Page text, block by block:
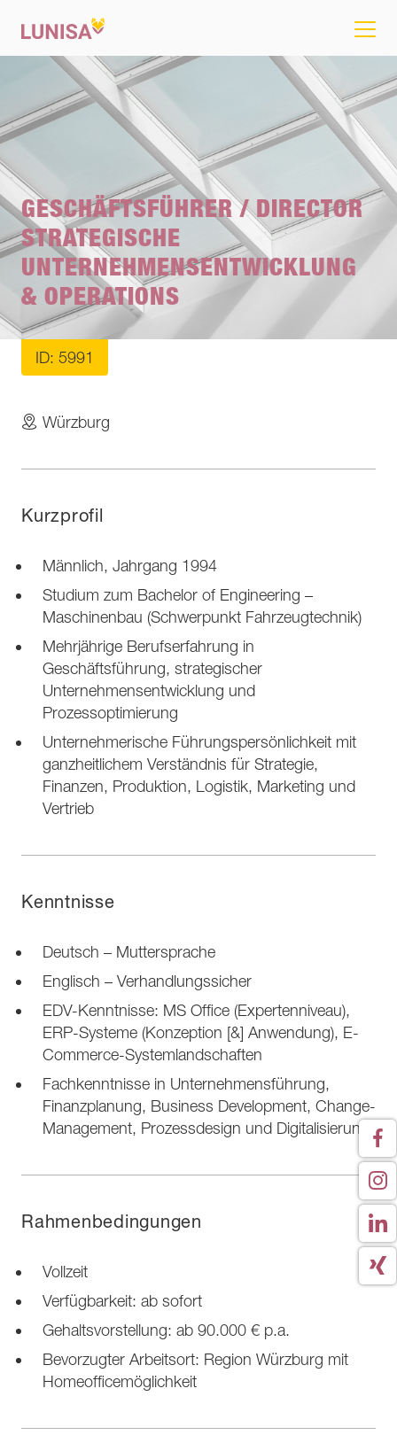
GESCHÄFTSFÜHRER / DIRECTOR
STRATEGISCHE
UNTERNEHMENSENTWICKLUNG
& OPERATIONS
ID: 5991
Würzburg
Kurzprofil
Männlich, Jahrgang 1994
Studium zum Bachelor of Engineering –
Maschinenbau (Schwerpunkt Fahrzeugtechnik)
Mehrjährige Berufserfahrung in
Geschäftsführung, strategischer
Unternehmensentwicklung und
Prozessoptimierung
Unternehmerische Führungspersönlichkeit mit
ganzheitlichem Verständnis für Strategie,
Finanzen, Produktion, Logistik, Marketing und
Vertrieb
Kenntnisse
Deutsch – Muttersprache
Englisch – Verhandlungssicher
EDV-Kenntnisse: MS Office (Expertenniveau),
ERP-Systeme (Konzeption [&] Anwendung), E-
Commerce-Systemlandschaften
Fachkenntnisse in Unternehmensführung,
Finanzplanung, Business Development, Change-
Management, Prozessdesign und Digitalisierung
Rahmenbedingungen
Vollzeit
Verfügbarkeit: ab sofort
Gehaltsvorstellung: ab 90.000 € p.a.
Bevorzugter Arbeitsort: Region Würzburg mit
Homeofficemöglichkeit